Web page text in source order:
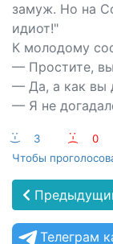
замуж. Но на
идиот!"
К молодому
— Простите,
— Да, а как вы
— Я не
:-) 3 :-(
0
Чтобы
Телеграм